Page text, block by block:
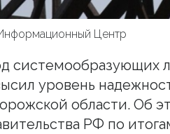
Центр
системообразующих
уровень
области. Об
РФ по